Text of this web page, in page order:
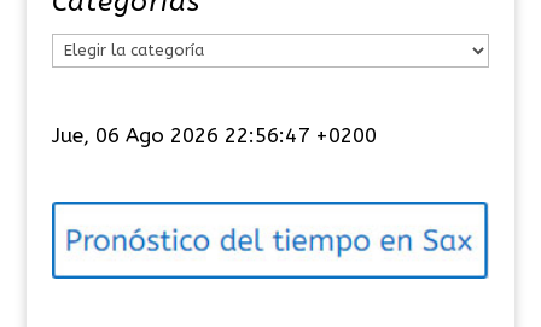
e
o
í
Jue, 06 Ago 2026 22:56:48 +0200